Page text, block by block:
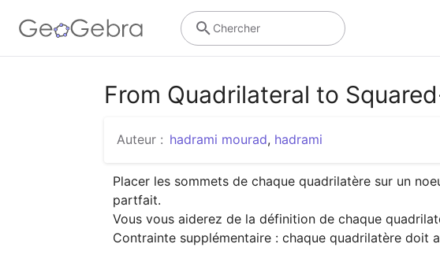
Chercher
From Quadrilateral to
Auteur : hadrami mourad, hadrami
Placer les sommets de chaque quadrilatère sur un
partfait.
Vous vous aiderez de la définition de chaque
Contrainte supplémentaire : chaque quadrilatère doit